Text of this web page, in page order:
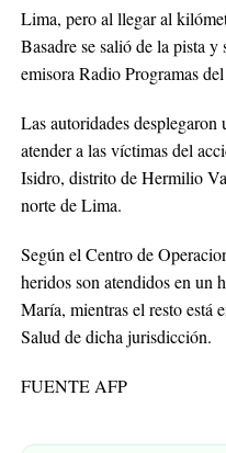
Lima, pero al llegar al
Basadre se salió de la pista y
emisora Radio Programas
Las autoridades desplegaron
atender a las víctimas del
Isidro, distrito de Hermilio
norte de Lima.
Según el Centro de
heridos son atendidos en un
María, mientras el resto está
Salud de dicha jurisdicción.
FUENTE AFP